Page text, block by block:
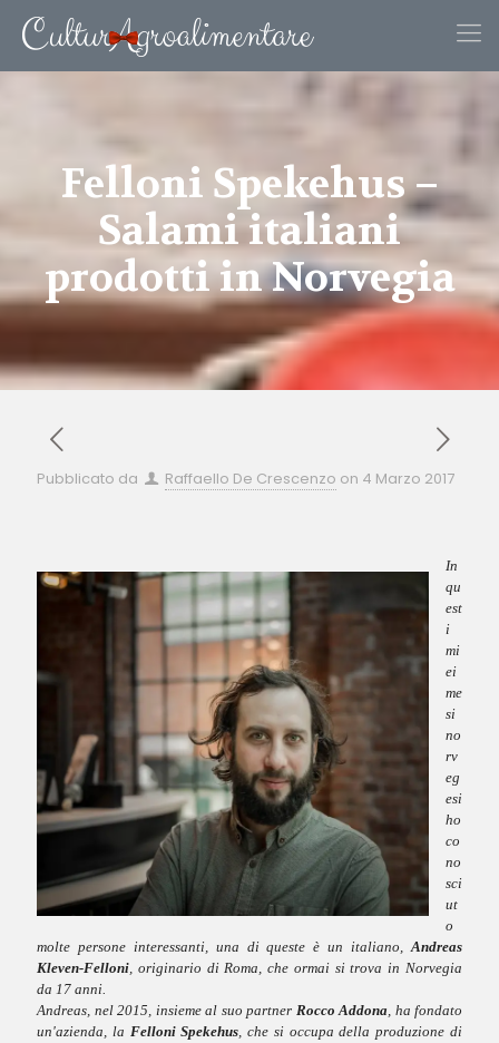
Felloni Spekehus –
Salami italiani
prodotti in Norvegia
Pubblicato da Raffaello De Crescenzo on 4 Marzo 2017
In
qu
est
i
mi
ei
me
si
no
rv
eg
esi
ho
co
no
sci
ut
o
molte persone interessanti, una di queste è un italiano,Andreas
Kleven-Felloni, originario di Roma, che ormai si trova in Norvegia
da 17 anni.
Andreas, nel 2015, insieme al suo partner Rocco Addona, ha fondato
un'azienda, la Felloni Spekehus, che si occupa della produzione di